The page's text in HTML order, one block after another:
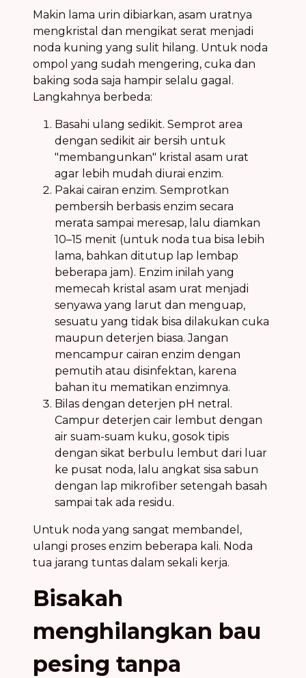
Makin lama urin dibiarkan, asam uratnya
mengkristal dan mengikat serat menjadi
noda kuning yang sulit hilang. Untuk noda
ompol yang sudah mengering, cuka dan
baking soda saja hampir selalu gagal.
Langkahnya berbeda:
Basahi ulang sedikit. Semprot area
dengan sedikit air bersih untuk
"membangunkan" kristal asam urat
agar lebih mudah diurai enzim.
Pakai cairan enzim. Semprotkan
pembersih berbasis enzim secara
merata sampai meresap, lalu diamkan
10–15 menit (untuk noda tua bisa lebih
lama, bahkan ditutup lap lembap
beberapa jam). Enzim inilah yang
memecah kristal asam urat menjadi
senyawa yang larut dan menguap,
sesuatu yang tidak bisa dilakukan cuka
maupun deterjen biasa. Jangan
mencampur cairan enzim dengan
pemutih atau disinfektan, karena
bahan itu mematikan enzimnya.
Bilas dengan deterjen pH netral.
Campur deterjen cair lembut dengan
air suam-suam kuku, gosok tipis
dengan sikat berbulu lembut dari luar
ke pusat noda, lalu angkat sisa sabun
dengan lap mikrofiber setengah basah
sampai tak ada residu.
Untuk noda yang sangat membandel,
ulangi proses enzim beberapa kali. Noda
tua jarang tuntas dalam sekali kerja.
Bisakah
menghilangkan bau
pesing tanpa